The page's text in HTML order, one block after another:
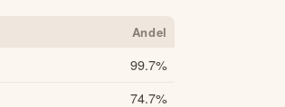
Andel
99.7%
74.7%